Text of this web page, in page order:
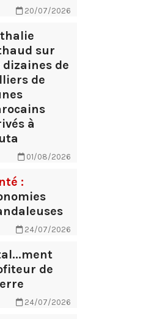
20/07/2026
sur
dizaines de
de
à
01/08/2026
:
24/07/2026
de
24/07/2026